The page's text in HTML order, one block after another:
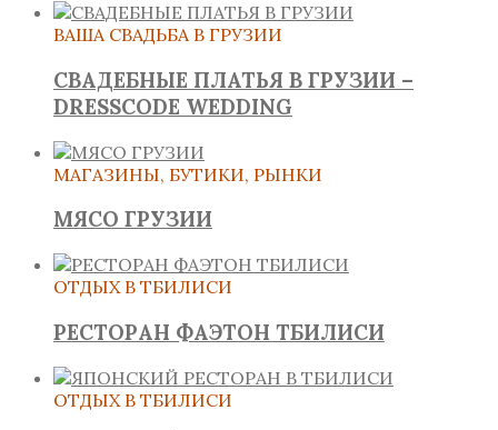
ВАША СВАДЬБА В ГРУЗИИ
СВАДЕБНЫЕ ПЛАТЬЯ В ГРУЗИИ –
DRESSCODE WEDDING
МАГАЗИНЫ, БУТИКИ, РЫНКИ
МЯСО ГРУЗИИ
ОТДЫХ В ТБИЛИСИ
РЕСТОРАН ФАЭТОН ТБИЛИСИ
ОТДЫХ В ТБИЛИСИ